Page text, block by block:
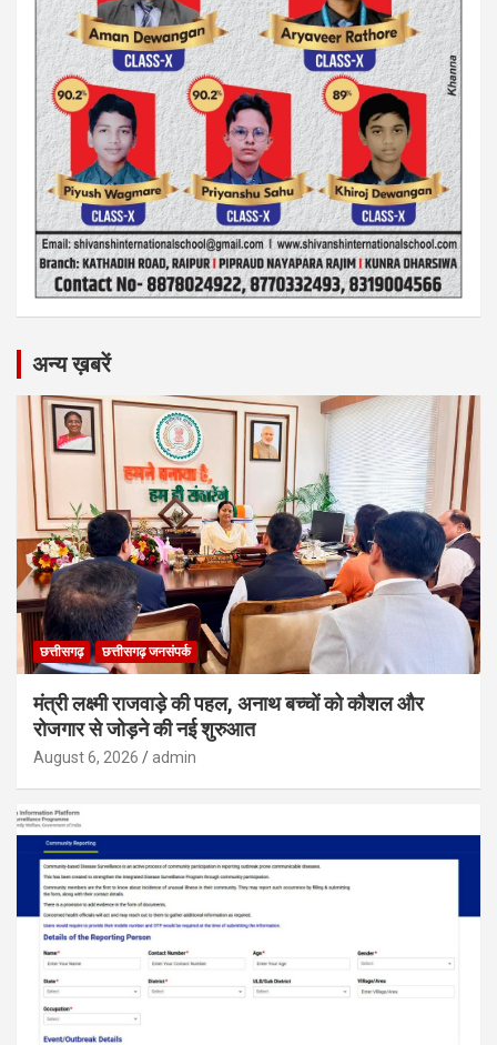
अन्य ख़बरें
छत्तीसगढ़ छत्तीसगढ़ जनसंपर्क
मंत्री लक्ष्मी राजवाड़े की पहल, अनाथ बच्चों को कौशल और
रोजगार से जोड़ने की नई शुरुआत
August 6, 2026 admin